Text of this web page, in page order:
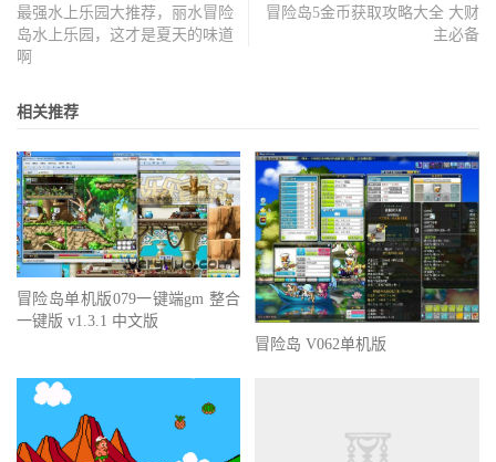
最强水上乐园大推荐，丽水冒险
岛水上乐园，这才是夏天的味道
啊
冒险岛5金币获取攻略大全 大财
主必备
相关推荐
冒险岛单机版079一键端gm 整合
一键版 v1.3.1 中文版
冒险岛 V062单机版